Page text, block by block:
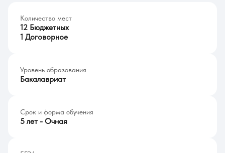
Количество мест
12 Бюджетных
1 Договорное
Уровень образования
Бакалавриат
Срок и форма обучения
5 лет - Очная